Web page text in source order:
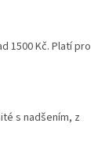
1500 Kč. Platí pro
s nadšením, z